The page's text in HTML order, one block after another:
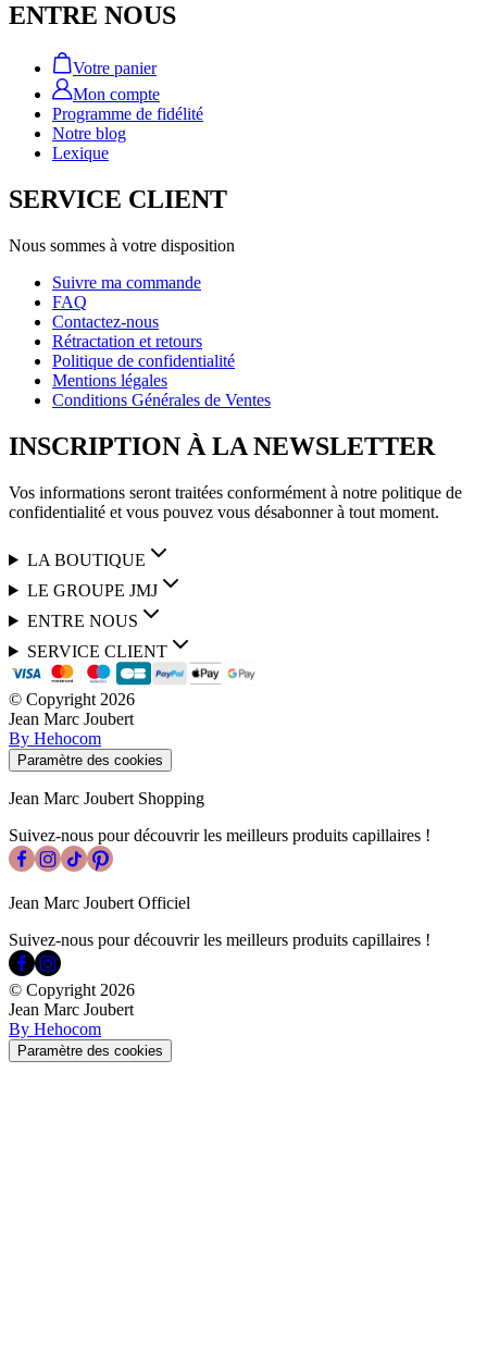
ENTRE NOUS
Votre panier
Mon compte
Programme de fidélité
Notre blog
Lexique
SERVICE CLIENT
Nous sommes à votre disposition
Suivre ma commande
FAQ
Contactez-nous
Rétractation et retours
Politique de confidentialité
Mentions légales
Conditions Générales de Ventes
INSCRIPTION À LA NEWSLETTER
Vos informations seront traitées conformément à notre politique de
confidentialité et vous pouvez vous désabonner à tout moment.
LA BOUTIQUE
LE GROUPE JMJ
ENTRE NOUS
SERVICE CLIENT
© Copyright 2026
Jean Marc Joubert
By Hehocom
Paramètre des cookies
Jean Marc Joubert Shopping
Suivez-nous pour découvrir les meilleurs produits capillaires !
Jean Marc Joubert Officiel
Suivez-nous pour découvrir les meilleurs produits capillaires !
© Copyright 2026
Jean Marc Joubert
By Hehocom
Paramètre des cookies